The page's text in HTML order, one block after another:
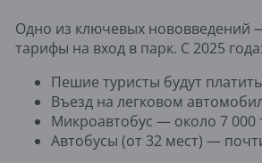
Одно из ключевых нововведений
тарифы на вход в парк. С 2025 года:
Пешие туристы будут
Въезд на легковом
Микроавтобус — около 7 000
Автобусы (от 32 мест) —